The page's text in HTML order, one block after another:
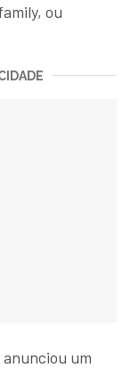
ou
anunciou um